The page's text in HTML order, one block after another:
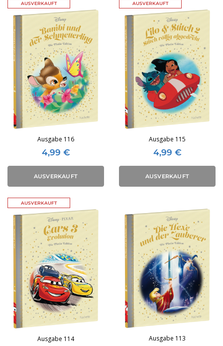
AUSVERKAUFT
Ausgabe 116
4,99 €
AUSVERKAUFT
AUSVERKAUFT
Ausgabe 115
4,99 €
AUSVERKAUFT
AUSVERKAUFT
Ausgabe 114 Ausgabe 113